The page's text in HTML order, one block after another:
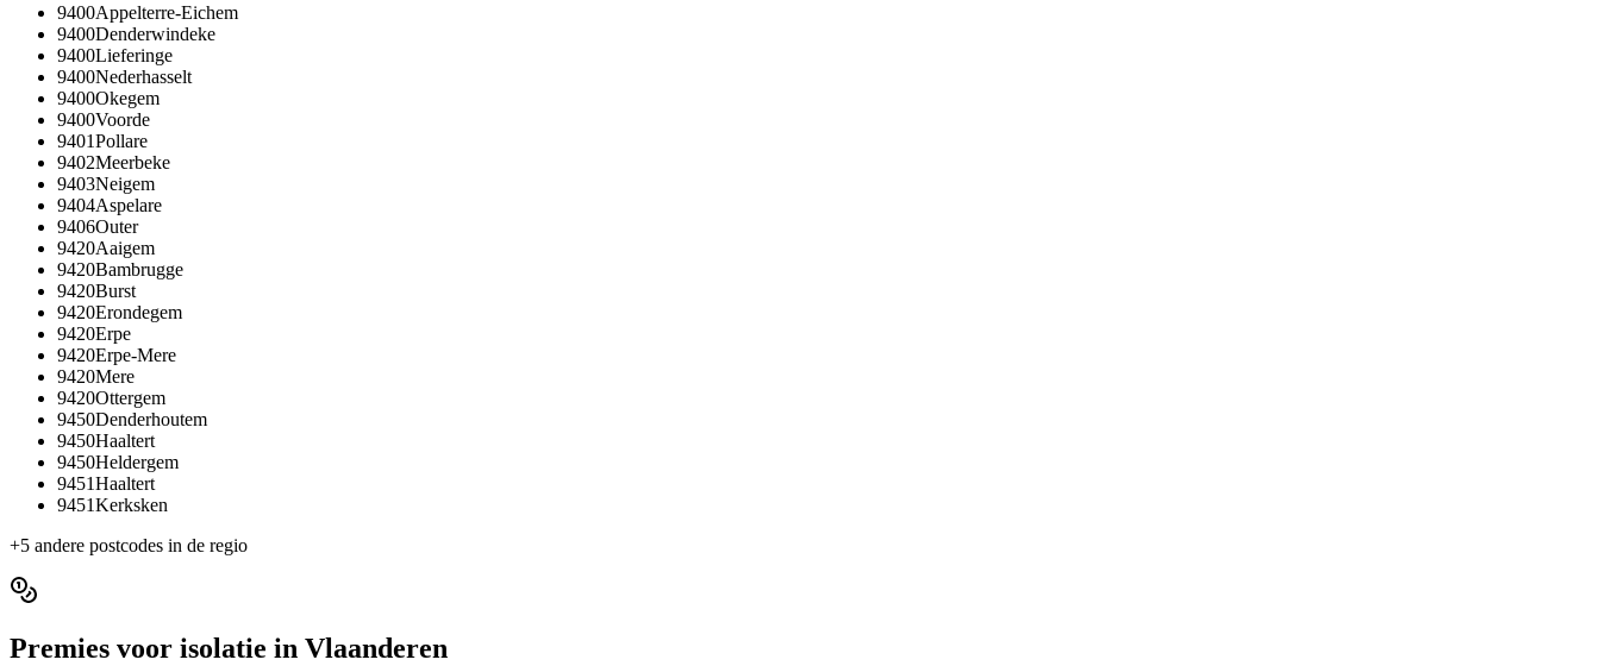
9400Appelterre-Eichem
9400Denderwindeke
9400Lieferinge
9400Nederhasselt
9400Okegem
9400Voorde
9401Pollare
9402Meerbeke
9403Neigem
9404Aspelare
9406Outer
9420Aaigem
9420Bambrugge
9420Burst
9420Erondegem
9420Erpe
9420Erpe-Mere
9420Mere
9420Ottergem
9450Denderhoutem
9450Haaltert
9450Heldergem
9451Haaltert
9451Kerksken
+5 andere postcodes in de regio
Premies voor isolatie in Vlaanderen